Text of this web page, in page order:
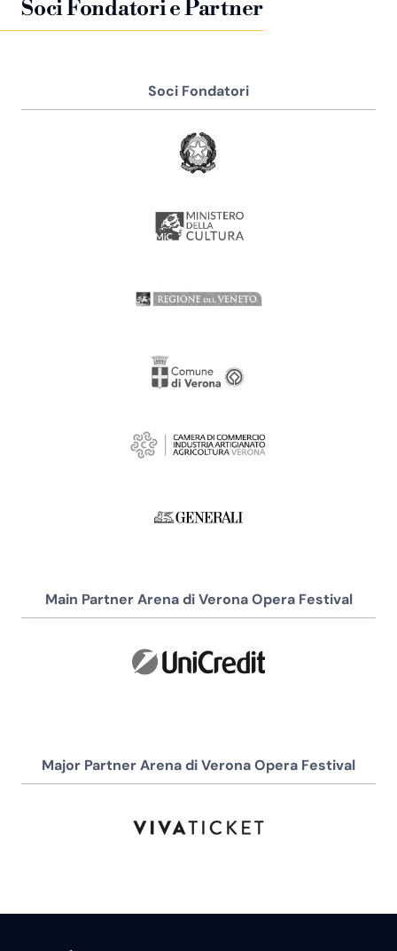
Soci Fondatori e Partner
Soci Fondatori
Main Partner Arena di Verona Opera Festival
Major Partner Arena di Verona Opera Festival